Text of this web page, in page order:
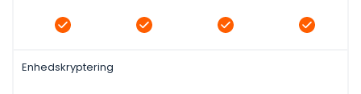
Enhedskryptering